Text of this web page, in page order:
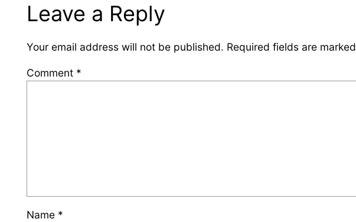
Leave a Reply
Your email address will not be published. Required fields are marked
Comment *
Name *